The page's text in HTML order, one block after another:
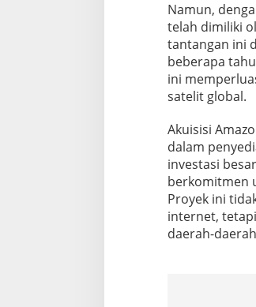
Namun,
telah dimiliki
tantangan ini
beberapa
ini
satelit global.
Akuisisi
dalam
investasi
berkomitmen
Proyek ini
internet,
daerah-